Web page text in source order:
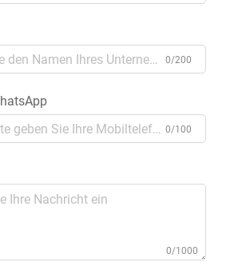
0/200
0/100
0/1000